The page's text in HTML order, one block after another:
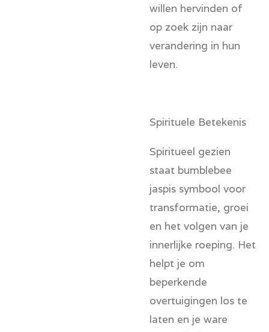
willen hervinden of
op zoek zijn naar
verandering in hun
leven.
Spirituele Betekenis
Spiritueel gezien
staat bumblebee
jaspis symbool voor
transformatie, groei
en het volgen van je
innerlijke roeping. Het
helpt je om
beperkende
overtuigingen los te
laten en je ware